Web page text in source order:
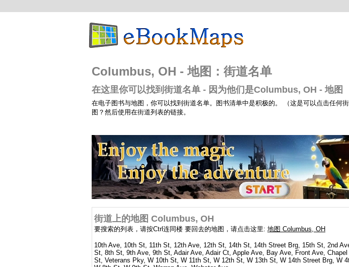
Columbus, OH - 地图：街道名单
在这里你可以找到街道名单 - 因为他们是Columbus, OH - 地图
在电子图书与地图，你可以找到街道名单。图书清单中是积极的。 （这是可以点击任何
图？然后使用在街道列表的链接。
街道上的地图 Columbus, OH
要搜索的列表，请按Ctrl连同楼 要回去的地图，请点击这里: 地图 Columbus, OH
10th Ave, 10th St, 11th St, 12th Ave, 12th St, 14th St, 14th Street Brg, 15th St, 2nd
St, 8th St, 9th Ave, 9th St, Adair Ave, Adair Ct, Apple Ave, Bay Ave, Front Ave,
St, Veterans Pky, W 10th St, W 11th St, W 12th St, W 13th St, W 14th Street Brg, W